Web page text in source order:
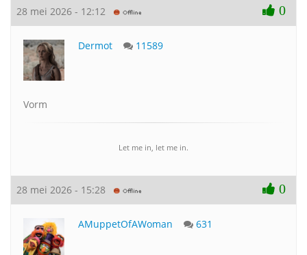
28 mei 2026 - 12:12 0
Dermot 11589
Vorm
Let me in, let me in.
28 mei 2026 - 15:28 0
AMuppetOfAWoman 631